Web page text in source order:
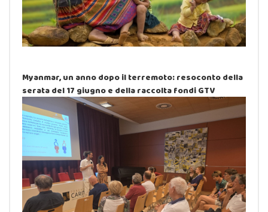
Myanmar, un anno dopo il terremoto: resoconto della
serata del 17 giugno e della raccolta fondi GTV